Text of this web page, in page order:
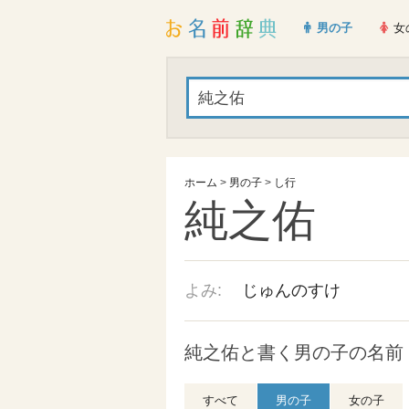
男の子 女
ホーム > 男の子 > し行
純之佑
よみ: じゅんのすけ
純之佑と書く男の子の名前
すべて 男の子 女の子